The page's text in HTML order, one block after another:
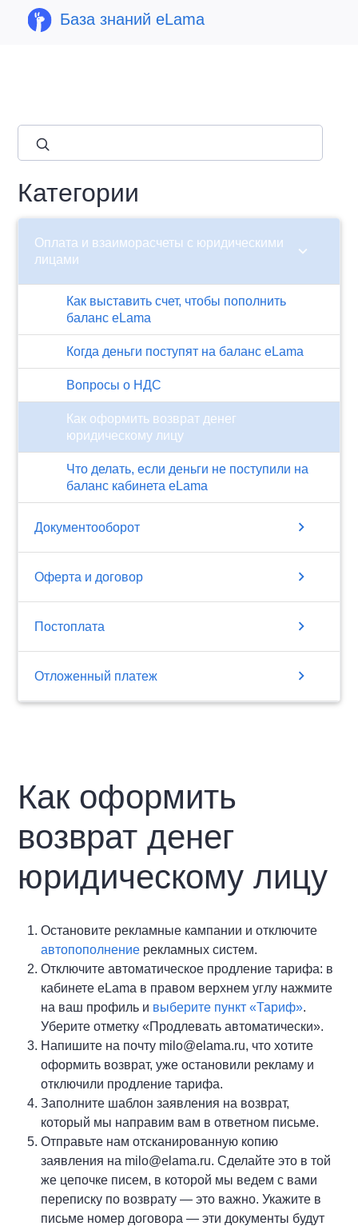
База знаний eLama
Категории
Оплата и взаиморасчеты с юридическими
лицами
chevron_right
Как выставить счет, чтобы пополнить
баланс eLama
Когда деньги поступят на баланс eLama
Вопросы о НДС
Как оформить возврат денег
юридическому лицу
Что делать, если деньги не поступили на
баланс кабинета eLama
Документооборот chevron_right
Оферта и договор chevron_right
Постоплата chevron_right
Отложенный платеж chevron_right
Как оформить
возврат денег
юридическому лицу
Остановите рекламные кампании и отключите
автопополнение рекламных систем.
Отключите автоматическое продление тарифа: в
кабинете eLama в правом верхнем углу нажмите
на ваш профиль и выберите пункт «Тариф».
Уберите отметку «Продлевать автоматически».
Напишите на почту milo@elama.ru, что хотите
оформить возврат, уже остановили рекламу и
отключили продление тарифа.
Заполните шаблон заявления на возврат,
который мы направим вам в ответном письме.
Отправьте нам отсканированную копию
заявления на milo@elama.ru. Сделайте это в той
же цепочке писем, в которой мы ведем с вами
переписку по возврату — это важно. Укажите в
письме номер договора — эти документы будут